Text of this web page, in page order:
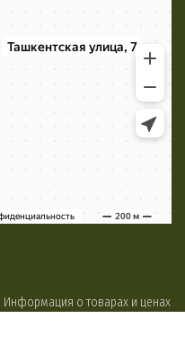
Информация о товарах и ценах